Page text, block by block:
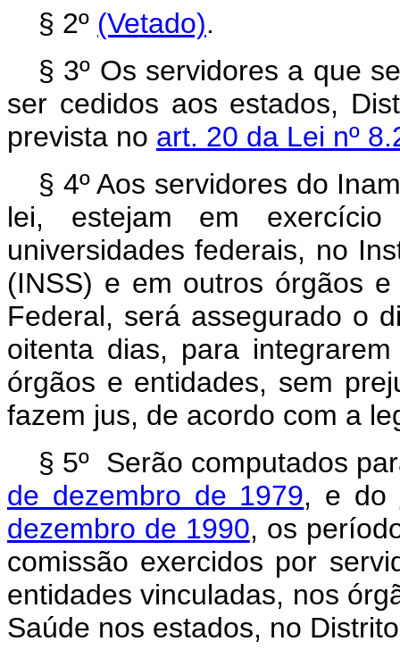
§ 2º (Vetado).
§ 3º Os servidores a que
ser cedidos aos estados,
prevista no art. 20 da Lei nº
§ 4ºAos servidores do
lei, estejam em exercício
universidades federais, no
(INSS) e em outros órgãos
Federal, será assegurado o
oitenta dias, para
órgãos e entidades, sem
fazem jus, de acordo com a
§ 5º Serão computados
de dezembro de 1979, e do
dezembro de 1990, os
comissão exercidos por
entidades vinculadas, nos
Saúde nos estados, no